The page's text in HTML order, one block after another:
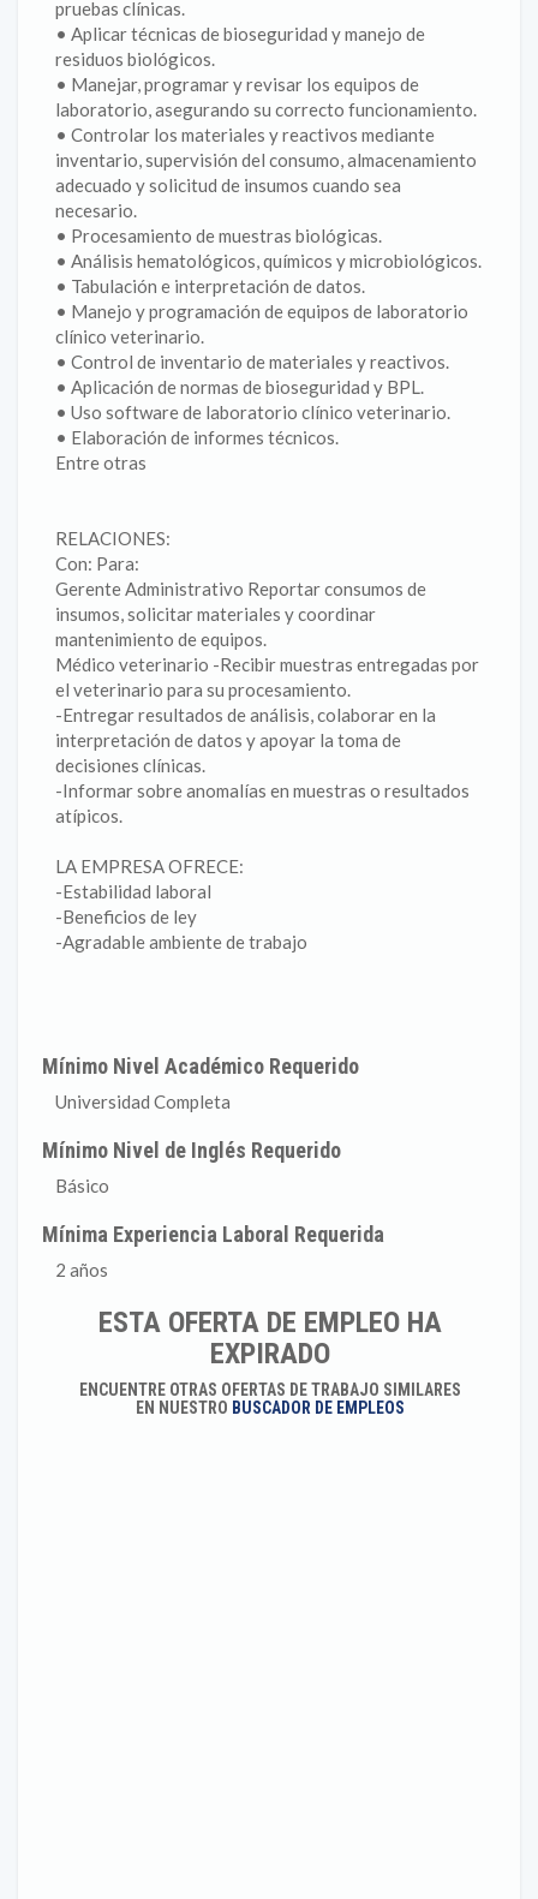
pruebas clínicas.
• Aplicar técnicas de bioseguridad y manejo de
residuos biológicos.
• Manejar, programar y revisar los equipos de
laboratorio, asegurando su correcto funcionamiento.
• Controlar los materiales y reactivos mediante
inventario, supervisión del consumo, almacenamiento
adecuado y solicitud de insumos cuando sea
necesario.
• Procesamiento de muestras biológicas.
• Análisis hematológicos, químicos y microbiológicos.
• Tabulación e interpretación de datos.
• Manejo y programación de equipos de laboratorio
clínico veterinario.
• Control de inventario de materiales y reactivos.
• Aplicación de normas de bioseguridad y BPL.
• Uso software de laboratorio clínico veterinario.
• Elaboración de informes técnicos.
Entre otras
RELACIONES:
Con: Para:
Gerente Administrativo Reportar consumos de
insumos, solicitar materiales y coordinar
mantenimiento de equipos.
Médico veterinario -Recibir muestras entregadas por
el veterinario para su procesamiento.
-Entregar resultados de análisis, colaborar en la
interpretación de datos y apoyar la toma de
decisiones clínicas.
-Informar sobre anomalías en muestras o resultados
atípicos.
LA EMPRESA OFRECE:
-Estabilidad laboral
-Beneficios de ley
-Agradable ambiente de trabajo
Mínimo Nivel Académico Requerido
Universidad Completa
Mínimo Nivel de Inglés Requerido
Básico
Mínima Experiencia Laboral Requerida
2 años
ESTA OFERTA DE EMPLEO HA
EXPIRADO
ENCUENTRE OTRAS OFERTAS DE TRABAJO SIMILARES
EN NUESTRO BUSCADOR DE EMPLEOS